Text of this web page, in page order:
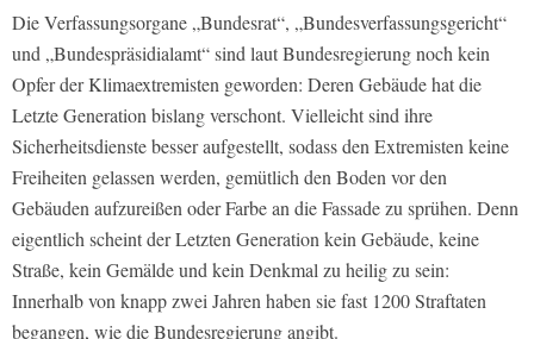
Die Verfassungsorgane „Bundesrat“, „Bundesverfassungsgericht“
und „Bundespräsidialamt“ sind laut Bundesregierung noch kein
Opfer der Klimaextremisten geworden: Deren Gebäude hat die
Letzte Generation bislang verschont. Vielleicht sind ihre
Sicherheitsdienste besser aufgestellt, sodass den Extremisten keine
Freiheiten gelassen werden, gemütlich den Boden vor den
Gebäuden aufzureißen oder Farbe an die Fassade zu sprühen. Denn
eigentlich scheint der Letzten Generation kein Gebäude, keine
Straße, kein Gemälde und kein Denkmal zu heilig zu sein:
Innerhalb von knapp zwei Jahren haben sie fast 1200 Straftaten
begangen, wie die Bundesregierung angibt.